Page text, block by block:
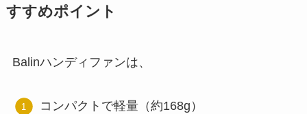
すすめポイント
Balinハンディファンは、
コンパクトで軽量（約168g）